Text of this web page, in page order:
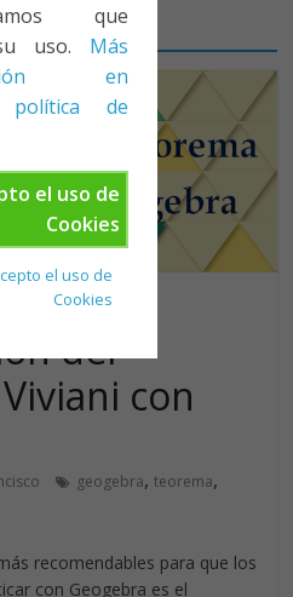
que
uso. Más
en
política de
el uso de
Cookies
el uso de
Cookies
del
con
geogebra,teorema,
recomendables para que los
con Geogebra es el